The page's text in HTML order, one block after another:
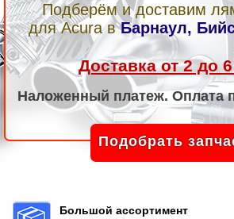
Подберём и доставим
для Acura вБарнаул,
Доставка от 2 до
Наложенный платеж. Оплата
Подобрать
Большой ассортимент